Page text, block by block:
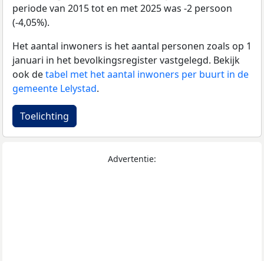
periode van 2015 tot en met 2025 was -2 persoon
(-4,05%).
Het aantal inwoners is het aantal personen zoals op 1
januari in het bevolkingsregister vastgelegd. Bekijk
ook detabel met het aantal inwoners per buurt in de
gemeente Lelystad.
Toelichting
Advertentie: